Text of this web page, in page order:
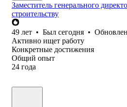
Заместитель генерального
строительству
49 лет • Был сегодня •
Активно ищет работу
Конкретные достижения
Общий опыт
24 года